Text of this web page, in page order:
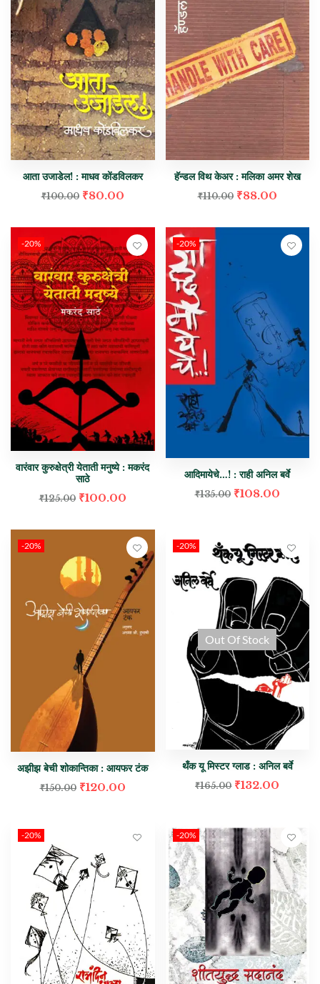
आता उजाडेल! : माधव कोंडविलकर
₹100.00 ₹80.00
हॅन्डल विथ केअर : मलिका अमर शेख
₹110.00 ₹88.00
-20%
वारंवार कुरुक्षेत्री येताती मनुष्ये : मकरंद
साठे
₹125.00 ₹100.00
-20%
आदिमायेचे…! : राही अनिल बर्वे
₹135.00 ₹108.00
-20%
अझीझ बेची शोकान्तिका : आयफर टंक
₹150.00 ₹120.00
-20%
Out Of Stock
थँक यू मिस्टर ग्लाड : अनिल बर्वे
₹165.00 ₹132.00
-20% -20%